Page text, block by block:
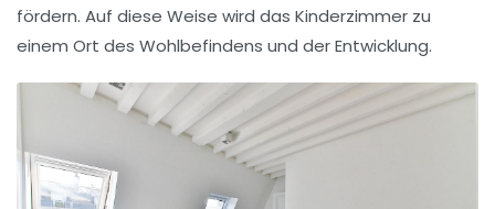
fördern. Auf diese Weise wird das Kinderzimmer zu
einem Ort des Wohlbefindens und derEntwicklung.